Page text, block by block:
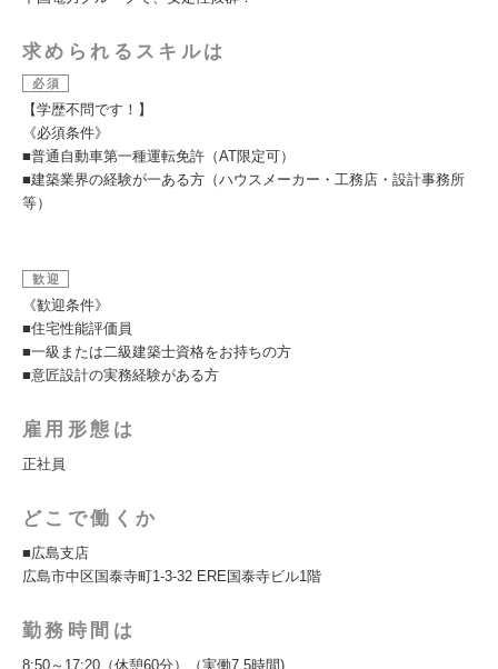
求められるスキルは
必須
【学歴不問です！】
《必須条件》
■普通自動車第一種運転免許（AT限定可）
■建築業界の経験が一ある方（ハウスメーカー・工務店・設計事務所
等）
歓迎
《歓迎条件》
■住宅性能評価員
■一級または二級建築士資格をお持ちの方
■意匠設計の実務経験がある方
雇用形態は
正社員
どこで働くか
■広島支店
広島市中区国泰寺町1-3-32 ERE国泰寺ビル1階
勤務時間は
8:50～17:20（休憩60分）（実働7.5時間)